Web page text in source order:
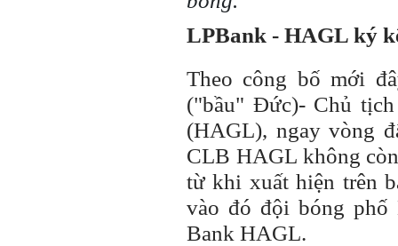
LPBank - HAGL ký
Theo công bố mới
("bầu" Đức)- Chủ
(HAGL), ngay vòng
CLB HAGL không
từ khi xuất hiện trên
vào đó đội bóng
Bank HAGL.